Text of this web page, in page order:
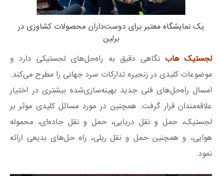
یک نمایشگاه معتبر برای دوست‌داران محصولات کشاوزی در
برلین
لجستیک هاب نگاهی دقیق‌ به راه‌حل‌های لجستیکی دارد و
موضوعات کلیدی در زنجیره تدارکات سرد جهانی را مطرح می‌کند.
امسال راه‌حل‌های فنی جدید بهینه‌سازی‌شده بیشتری در اختیار
علاقه‌مندان قرار گرفت. همچنین در مورد مسائل کلیدی موثر بر
لجستیک، حمل و نقل دریایی، حمل و نقل جاده‌ای، محموله
هوایی، و همچنین حمل و نقل ریلی، راه حل‌های بدیعی ارائه
نمود.